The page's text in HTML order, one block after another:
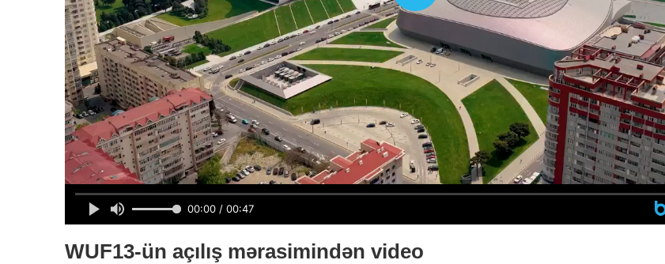
WUF13-ün açılış mərasimindən video